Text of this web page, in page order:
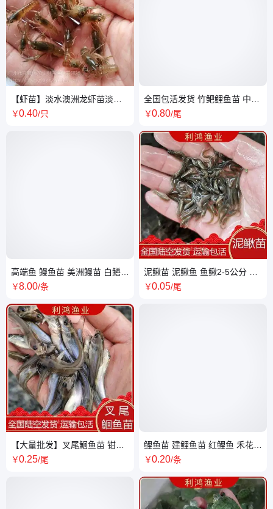
【虾苗】淡水澳洲龙虾苗淡水
养殖 基地 养殖技术支持
￥0.40/只
高端鱼 鳗鱼苗 美洲鳗苗 白鳝苗
全国包活发货 提供养殖技术 产
￥8.00/条
【大量批发】叉尾鮰鱼苗 钳鱼
苗 沟鲶鱼类利鸿渔业 基地全国
￥0.25/尾
全国包活发货 竹鲃鲤鱼苗 中华
倒刺鲃 青竹鲤岩鲫鱼特种鱼
￥0.80/尾
泥鳅苗 泥鳅鱼 鱼鳅2-5公分 养
殖场 利鸿渔业全国包活发货 提
￥0.05/尾
鲤鱼苗 建鲤鱼苗 红鲤鱼 禾花鲤
抵抗力强适应力强
￥0.20/条